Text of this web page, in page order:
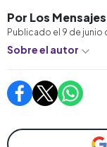
Por Los
Publicado el 9 de junio
Sobre el autor